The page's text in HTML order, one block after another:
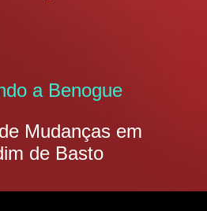
a Benogue
Mudanças em
de Basto